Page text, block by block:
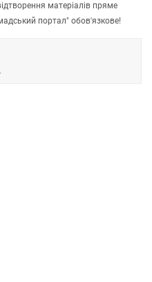
матеріалів пряме
портал" обов'язкове!